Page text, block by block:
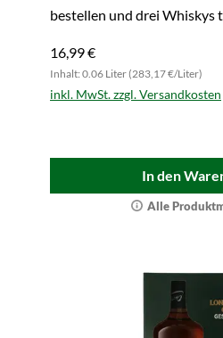
bestellen und drei Whiskys
16,99 €
Inhalt: 0.06 Liter (283,17 €/Liter)
inkl. MwSt. zzgl. Versandkosten
In den
Alle